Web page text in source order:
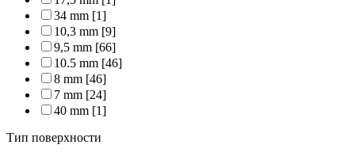
34 mm [1]
10,3 mm [9]
9,5 mm [66]
10.5 mm [46]
8 mm [46]
7 mm [24]
40 mm [1]
Тип поверхности